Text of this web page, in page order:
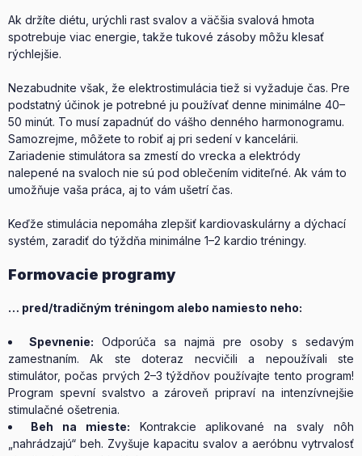
Ak držíte diétu, urýchli rast svalov a väčšia svalová hmota
spotrebuje viac energie, takže tukové zásoby môžu klesať
rýchlejšie.
Nezabudnite však, že elektrostimulácia tiež si vyžaduje čas. Pre
podstatný účinok je potrebné ju používať denne minimálne 40–
50 minút. To musí zapadnúť do vášho denného harmonogramu.
Samozrejme, môžete to robiť aj pri sedení v kancelárii.
Zariadenie stimulátora sa zmestí do vrecka a elektródy
nalepené na svaloch nie sú pod oblečením viditeľné. Ak vám to
umožňuje vaša práca, aj to vám ušetrí čas.
Keďže stimulácia nepomáha zlepšiť kardiovaskulárny a dýchací
systém, zaradiť do týždňa minimálne 1–2 kardio tréningy.
Formovacie programy
… pred/tradičným tréningom alebo namiesto neho:
Spevnenie: Odporúča sa najmä pre osoby s sedavým
zamestnaním. Ak ste doteraz necvičili a nepoužívali ste
stimulátor, počas prvých 2–3 týždňov používajte tento program!
Program spevní svalstvo a zároveň pripraví na intenzívnejšie
stimulačné ošetrenia.
Beh na mieste: Kontrakcie aplikované na svaly nôh
„nahrádzajú“ beh. Zvyšuje kapacitu svalov a aeróbnu vytrvalosť